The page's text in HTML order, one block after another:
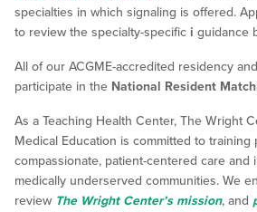
specialties in which signaling is offered.
to review the specialty-specific i guidance
All of our ACGME-accredited residency
participate in the National Resident
As a Teaching Health Center, The Wright
Medical Education is committed to
compassionate, patient-centered care and
medically underserved communities. We
review The Wright Center’s mission, and